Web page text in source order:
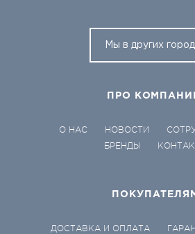
Мы в других
ПРО
О НАС НОВОСТИ
БРЕНДЫ
ДОСТАВКА И ОПЛАТА